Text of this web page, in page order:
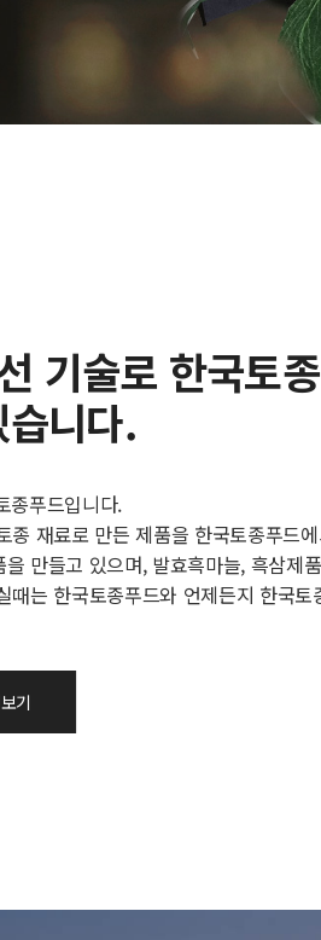
기술로 한국토
니다.
종푸드입니다.
종 재료로 만든 제품을 한국토종푸드
을 만들고 있으며, 발효흑마늘, 흑삼제
때는 한국토종푸드와 언제든지 한국
기